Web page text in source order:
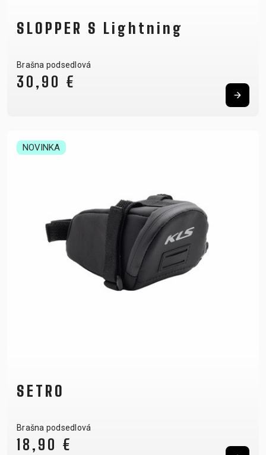
SLOPPER S Lightning
Brašna podsedlová
30,90 €
NOVINKA
SETRO
Brašna podsedlová
18,90 €